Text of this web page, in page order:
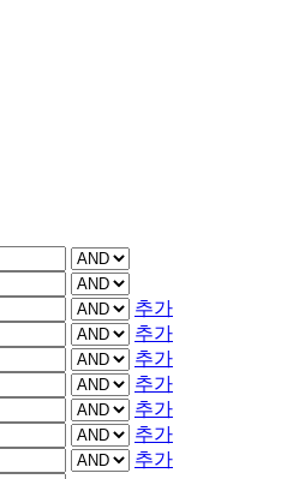
추가
추가
추가
추가
추가
추가
추가